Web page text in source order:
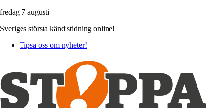
fredag 7 augusti
Sveriges största kändistidning online!
Tipsa oss om nyheter!